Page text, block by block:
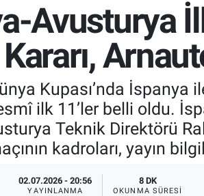
Avusturya
Kupası’nda İspanya
ilk 11’ler belli oldu.
Teknik Direktörü
kadroları, yayın
02.07.2026 - 20:56
YAYINLANMA
8 DK
OKUNMA SÜRESI
Fikstür